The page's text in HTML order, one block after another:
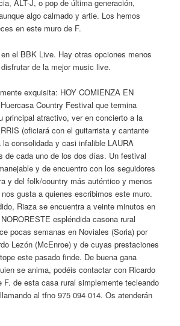
ALT-J, o pop de última generación,
algo calmado y artie. Los hemos
en este muro de F.
el BBK Live. Hay otras opciones menos
de la mejor music live.
exquisita: HOY COMIENZA EN
Country Festival que termina
principal atractivo, ver en concierto a la
(oficiará con el guitarrista y cantante
la consolidada y casi infalible LAURA
de cada uno de los dos días. Un festival
y de encuentro con los seguidores
y del folk/country más auténtico y menos
gusta a quienes escribimos este muro.
Riaza se encuentra a veinte minutos en
espléndida casona rural
pocas semanas en Noviales (Soria) por
Lezón (McEnroe) y de cuyas prestaciones
este pasado finde. De buena gana
se anima, podéis contactar con Ricardo
F. de esta casa rural simplemente tecleando
al tfno 975 094 014. Os atenderán